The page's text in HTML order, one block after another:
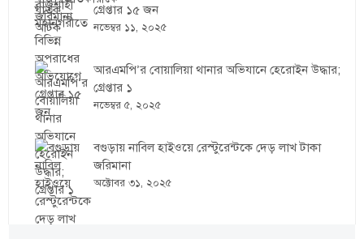
গ্রেপ্তার ১৫ জন
নভেম্বর ১১, ২০২৫
আরএমপি’র বোয়ালিয়া থানার অভিযানে হেরোইন উদ্ধার;
গ্রেপ্তার ১
নভেম্বর ৫, ২০২৫
বগুড়ায় নাবিল হাইওয়ে রেস্টুরেন্টকে দেড় লাখ টাকা
জরিমানা
অক্টোবর ৩১, ২০২৫